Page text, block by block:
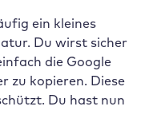
ein kleines
Du wirst sicher
die Google
zu kopieren. Diese
Du hast nun